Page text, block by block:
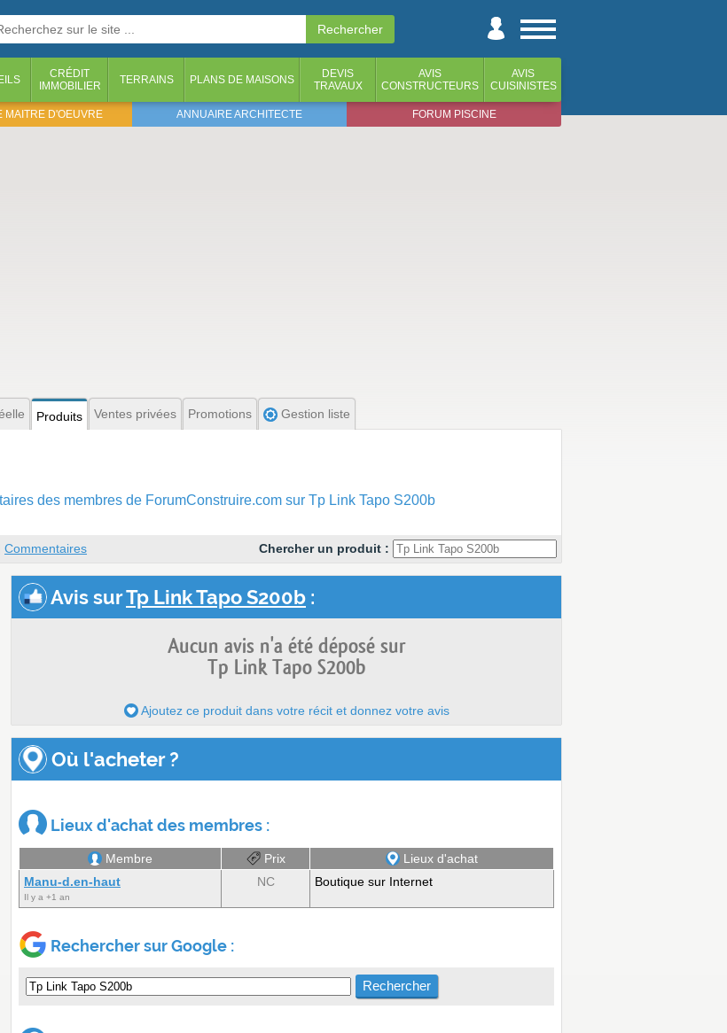
CRÉDIT
IMMOBILIER
TERRAINS PLANS DE MAISONS
DEVIS
TRAVAUX
AVIS
CONSTRUCTEURS
AVIS
CUISINISTES
MAITRE D'OEUVRE ANNUAIRE ARCHITECTE FORUM PISCINE
Produits Ventes privées Promotions Gestion liste
des membres de ForumConstruire.com sur Tp Link Tapo S200b
Commentaires Chercher un produit :
AvissurTp Link Tapo S200b :
Aucun avis n'a été déposé sur
Tp Link Tapo S200b
Ajoutez ce produit dans votre récit et donnez votre avis
Où l'acheter ?
Lieux d'achat des membres :
Membre Prix
Lieux d'achat
Manu-d.en-haut
Il y a +1 an
NC Boutique sur Internet
Rechercher sur Google :